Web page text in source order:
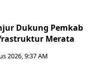
Dukung Pemkab
Merata
2026, 9:37 AM